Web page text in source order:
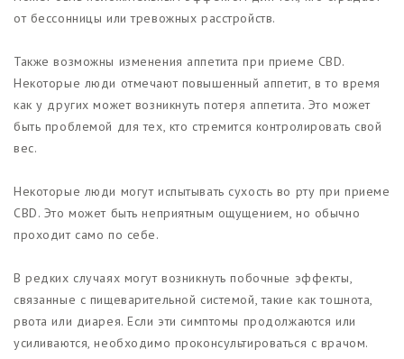
от бессонницы или тревожных расстройств.
Также возможны изменения аппетита при приеме CBD.
Некоторые люди отмечают повышенный аппетит, в то время
как у других может возникнуть потеря аппетита. Это может
быть проблемой для тех, кто стремится контролировать свой
вес.
Некоторые люди могут испытывать сухость во рту при приеме
CBD. Это может быть неприятным ощущением, но обычно
проходит само по себе.
В редких случаях могут возникнуть побочные эффекты,
связанные с пищеварительной системой, такие как тошнота,
рвота или диарея. Если эти симптомы продолжаются или
усиливаются, необходимо проконсультироваться с врачом.